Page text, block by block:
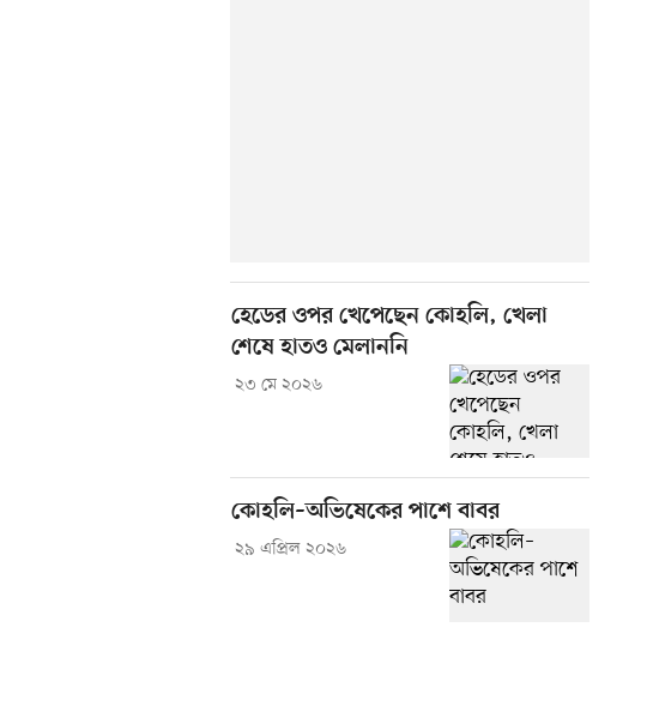
হেডের ওপর খেপেছেন কোহলি, খেলা
শেষে হাতও মেলাননি
২৩ মে ২০২৬
কোহলি–অভিষেকের পাশে বাবর
২৯ এপ্রিল ২০২৬